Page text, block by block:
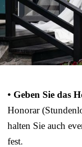
• Geben Sie das
Honorar
halten Sie auch
fest.